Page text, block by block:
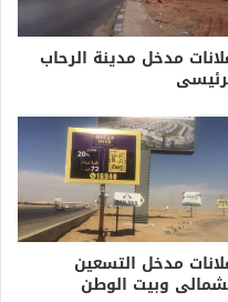
مدخل مدينة الرحاب
مدخل التسعين
وبيت الوطن